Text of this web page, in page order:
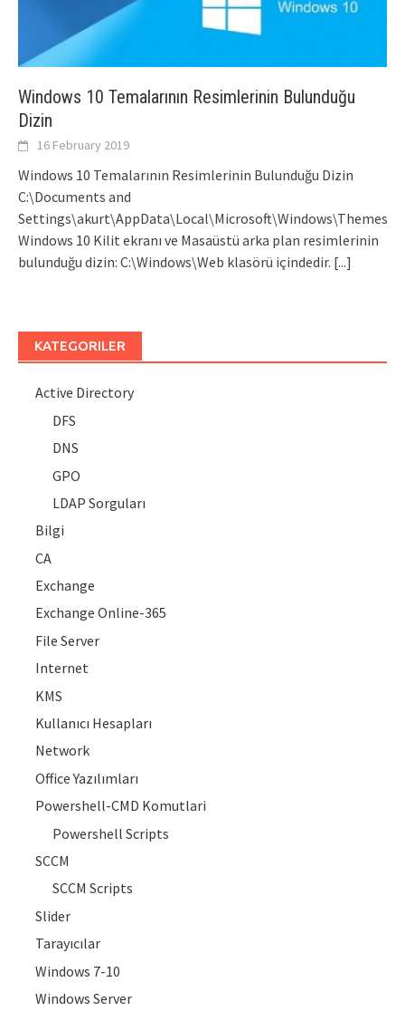
Windows 10 Temalarının Resimlerinin Bulunduğu
Dizin
16 February 2019
Windows 10 Temalarının Resimlerinin Bulunduğu Dizin
C:\Documents and
Settings\akurt\AppData\Local\Microsoft\Windows\Themes
Windows 10 Kilit ekranı ve Masaüstü arka plan resimlerinin
bulunduğu dizin: C:\Windows\Web klasörü içindedir. [...]
KATEGORILER
Active Directory
DFS
DNS
GPO
LDAP Sorguları
Bilgi
CA
Exchange
Exchange Online-365
File Server
Internet
KMS
Kullanıcı Hesapları
Network
Office Yazılımları
Powershell-CMD Komutlari
Powershell Scripts
SCCM
SCCM Scripts
Slider
Tarayıcılar
Windows 7-10
Windows Server